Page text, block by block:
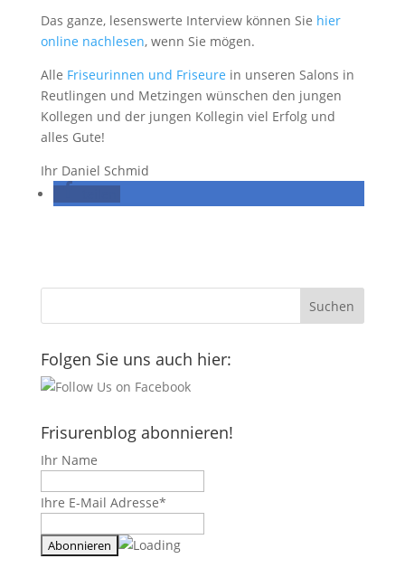
Das ganze, lesenswerte Interview können Sie hier
online nachlesen, wenn Sie mögen.
Alle Friseurinnen und Friseure in unseren Salons in
Reutlingen und Metzingen wünschen den jungen
Kollegen und der jungen Kollegin viel Erfolg und
alles Gute!
Ihr Daniel Schmid
Folgen Sie uns auch hier:
Frisurenblog abonnieren!
Ihr Name
Ihre E-Mail Adresse*